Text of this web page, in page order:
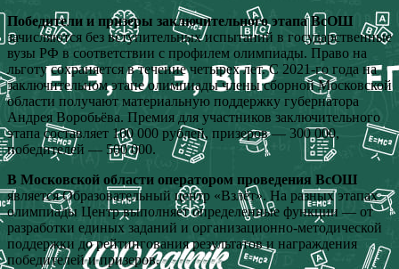
Победители и призеры заключительного этапа ВсОШ
зачисляются без вступительных испытаний в государственные
вузы РФ в соответствии с профилем олимпиады. Право на
льготу сохраняется в течение четырех лет. С 2021-го года на
заключительном этапе олимпиады члены сборной Московской
области получают материальную поддержку губернатора
Андрея Воробьёва. Премия для участников заключительного
этапа составляет 100 000 рублей, призеров — 300 000,
победителей — 500 000.
В Московской области оператором проведения ВсОШ
является Образовательный центр «Взлёт». На разных этапах
олимпиады Центр выполняет определенные функции — от
разработки единых заданий и организационно-методической
поддержки до рейтингования результатов и награждения
победителей и призеров.